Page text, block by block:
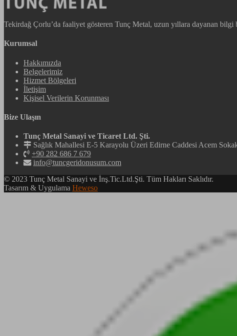
Tekirdağ Çorlu’da faaliyet gösteren Tunç Metal, uzun yıllara dayanan
Kurumsal
Hakkımızda
Belgelerimiz
Hizmet Bölgeleri
İletişim
Kişisel Verilerin Korunması
Bize Ulaşın
Tunç Metal Sanayi ve Ticaret Ltd. Şti.
Sağlık Mahallesi E-5 Karayolu Üzeri Edirne Caddesi Acem
+90 282 686 7 679
info@tuncgeridonusum.com
© 2023 Tunç Metal Sanayi ve İnş.Tic.Ltd.Şti. Tüm Hakları Saklıdır.
Tasarım & Uygulama Heweso